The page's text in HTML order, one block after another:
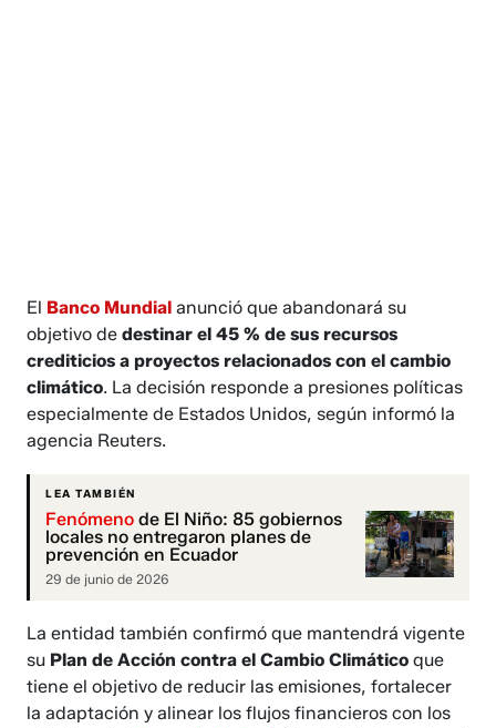
El Banco Mundial anunció que abandonará su
objetivo dedestinar el 45 % de sus recursos
crediticios a proyectos relacionados con el cambio
climático. La decisión responde a presiones políticas
especialmente de Estados Unidos, según informó la
agencia Reuters.
LEA TAMBIÉN
Fenómeno de El Niño: 85 gobiernos
locales no entregaron planes de
prevención en Ecuador
29 de junio de 2026
La entidad también confirmó que mantendrá vigente
su Plan de Acción contra el Cambio Climáticoque
tiene el objetivo de reducir las emisiones, fortalecer
la adaptación y alinear los flujos financieros con los